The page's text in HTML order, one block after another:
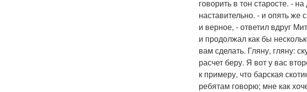
говорить в тон старосте. -
наставительно. - и опять же
и верное, - ответил вдруг
и продолжал как бы
вам сделать. Гляну, гляну:
расчет беру. Я вот у вас
к примеру, что барская
ребятам говорю; мне как